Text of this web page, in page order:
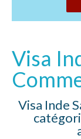
Visa
Visa Inde